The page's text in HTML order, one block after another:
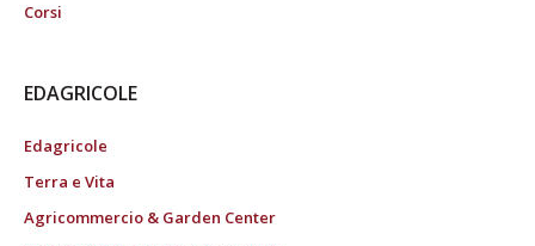
Corsi
EDAGRICOLE
Edagricole
Terra e Vita
Agricommercio & Garden Center